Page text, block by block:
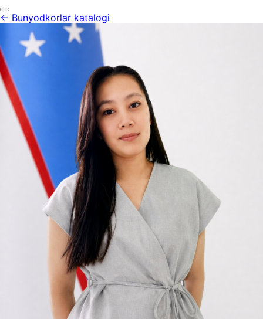
← Bunyodkorlar katalogi